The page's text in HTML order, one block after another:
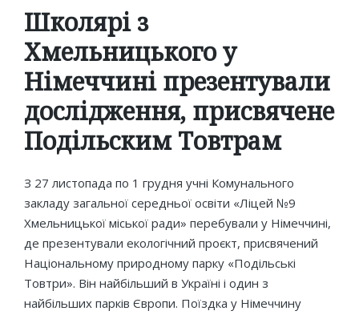
in
Школярі з
Хмельницького у
Німеччині презентували
дослідження, присвячене
Подільским Товтрам
З 27 листопада по 1 грудня учні Комунального
закладу загальної середньої освіти «Ліцей №9
Хмельницької міської ради» перебували у Німеччині,
де презентували екологічний проєкт, присвячений
Національному природному парку «Подільські
Товтри». Він найбільший в Україні і один з
найбільших парків Європи. Поїздка у Німеччину